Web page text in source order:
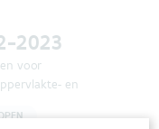
2023
voor
en